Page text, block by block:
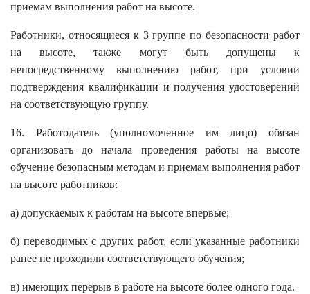
приемам выполнения работ на высоте.
Работники, относящиеся к 3 группе по безопасности работ
на высоте, также могут быть допущены к
непосредственному выполнению работ, при условии
подтверждения квалификации и получения удостоверений
на соответствующую группу.
16. Работодатель (уполномоченное им лицо) обязан
организовать до начала проведения работы на высоте
обучение безопасным методам и приемам выполнения работ
на высоте работников:
а) допускаемых к работам на высоте впервые;
б) переводимых с других работ, если указанные работники
ранее не проходили соответствующего обучения;
в) имеющих перерыв в работе на высоте более одного года.